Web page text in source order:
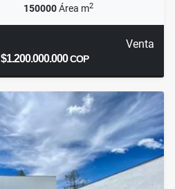
150000Área m2
Venta
$1.200.000.000COP